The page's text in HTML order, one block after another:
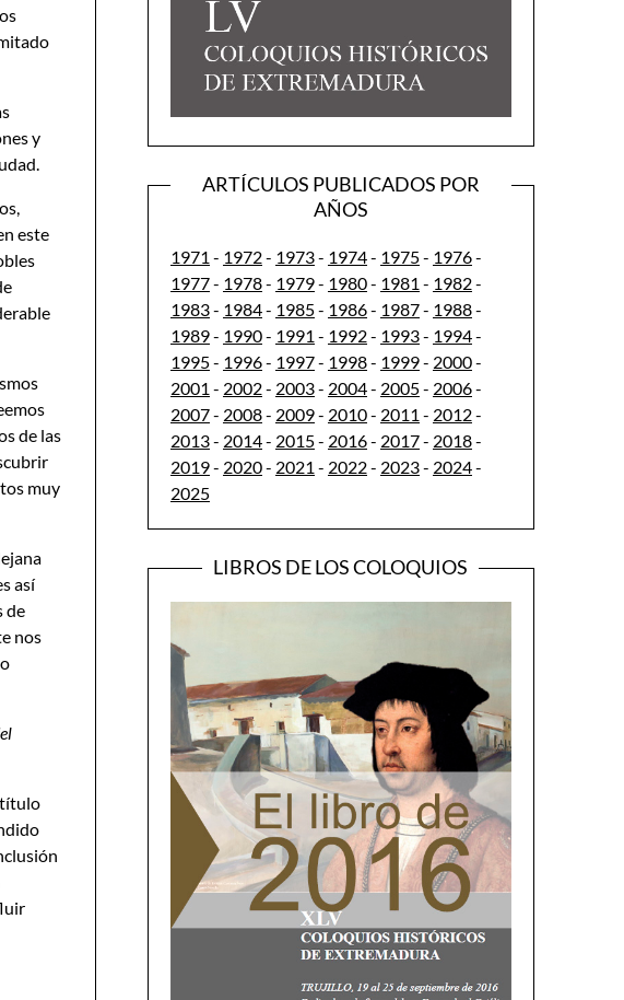
y
este
de las
muy
así
de
nos
título
ARTÍCULOS PUBLICADOS POR
AÑOS
1971 - 1972- 1973- 1974- 1975- 1976-
1977- 1978- 1979- 1980- 1981 - 1982-
1983- 1984- 1985- 1986- 1987- 1988-
1989- 1990- 1991 - 1992- 1993- 1994-
1995- 1996- 1997- 1998- 1999- 2000-
2001 - 2002- 2003- 2004- 2005- 2006-
2007- 2008- 2009- 2010- 2011 - 2012-
2013- 2014- 2015- 2016- 2017- 2018-
2019- 2020- 2021 - 2022- 2023- 2024-
2025
LIBROS DE LOS COLOQUIOS